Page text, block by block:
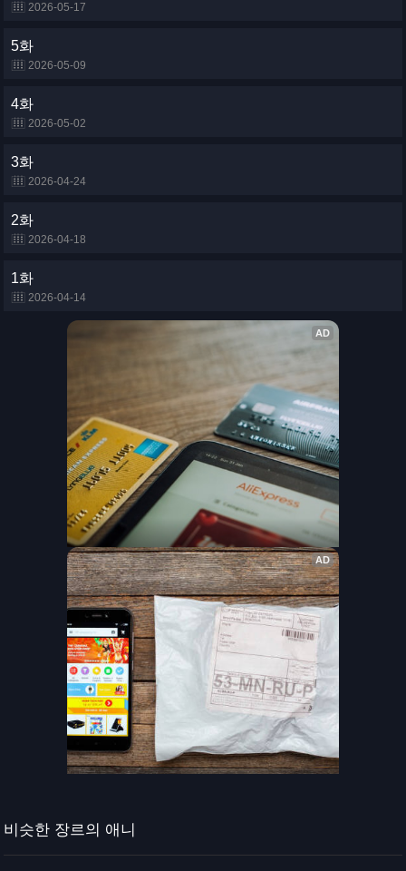
2026-05-17
5화
2026-05-09
4화
2026-05-02
3화
2026-04-24
2화
2026-04-18
1화
2026-04-14
비슷한 장르의 애니